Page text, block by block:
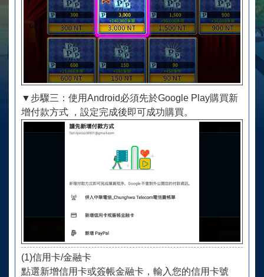
▼步驟三：使用Android必須先於Google Play購買新
增付款方式 ，設定完成後即可成功購買。
(1)信用卡/金融卡
點選新增信用卡或簽帳金融卡，輸入您的信用卡號